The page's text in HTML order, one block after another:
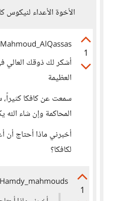
الأخوة الأعداء لنيكوس
1
Mahmoud_AlQassas
أشكر لك ذوقك العالي
العظيمة
سمعت عن كافكا كثيراً،
المحاكمة وإن شاء
أخبرني ماذا أحتاج أن
لكافكا؟
1
Hamdy_mahmouds